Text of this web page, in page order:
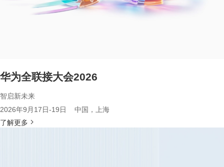
华为全联接大会2026
智启新未来
2026年9月17日-19日 中国，上海
了解更多